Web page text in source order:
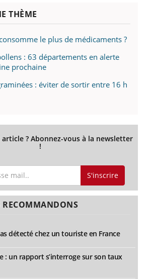
THÈME
le plus de médicaments ?
: 63 départements en alerte
prochaine
: éviter de sortir entre 16 h
article ? Abonnez-vous à la newsletter
!
S'inscrire
RECOMMANDONS
détecté chez un touriste en France
: un rapport s’interroge sur son taux